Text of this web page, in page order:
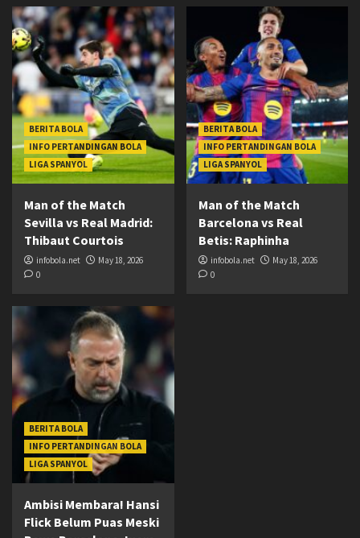
BERITA BOLA
INFO PERTANDINGAN BOLA
LIGA SPANYOL
Man of the Match
Sevilla vs Real Madrid:
Thibaut Courtois
infobola.net
May 18, 2026
0
BERITA BOLA
INFO PERTANDINGAN BOLA
LIGA SPANYOL
Man of the Match
Barcelona vs Real
Betis: Raphinha
infobola.net
May 18, 2026
0
BERITA BOLA
INFO PERTANDINGAN BOLA
LIGA SPANYOL
Ambisi Membara! Hansi
Flick Belum Puas Meski